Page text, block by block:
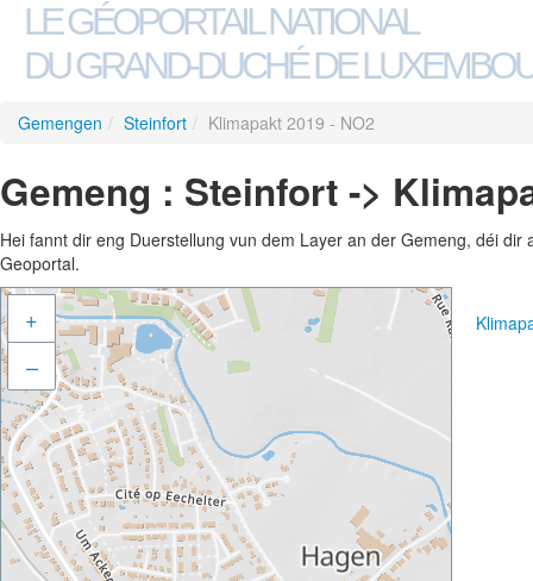
LE GÉOPORTAIL NATIONAL
DU GRAND-DUCHÉ DE
Gemengen / Steinfort / Klimapakt 2019 - NO2
Gemeng : Steinfort ->
Hei fannt dir eng Duerstellung vun dem Layer an der Gemeng, déi
Geoportal.
+
–